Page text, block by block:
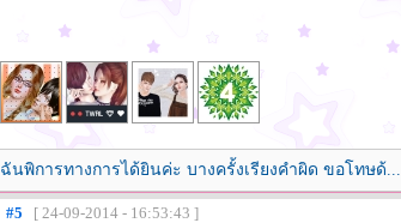
ฉันพิการทางการได้ยินค่ะ บางครั้งเรียงคำผิด ขอโทษด้...
#5 [ 24-09-2014 - 16:53:43 ]